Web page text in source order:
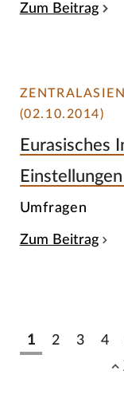
Zum Beitrag
(02.10.2014)
Eurasisches
Umfragen
Zum Beitrag
1 2 3 4